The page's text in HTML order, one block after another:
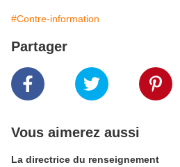
#Contre-information
Partager
Vous aimerez aussi
La directrice du renseignement